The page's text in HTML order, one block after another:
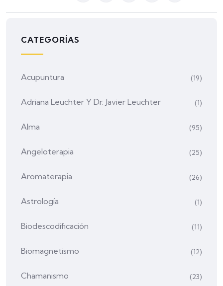
CATEGORÍAS
Acupuntura (19)
Adriana Leuchter Y Dr. Javier Leuchter (1)
Alma (95)
Angeloterapia (25)
Aromaterapia (26)
Astrología (1)
Biodescodificación (11)
Biomagnetismo (12)
Chamanismo (23)